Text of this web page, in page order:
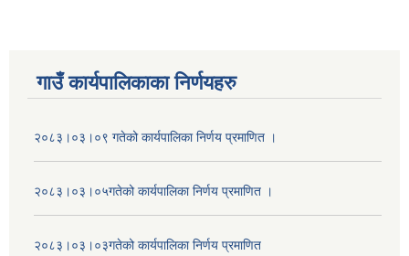
गाउँ कार्यपालिकाका निर्णयहरु
२०८३।०३।०९ गतेको कार्यपालिका निर्णय प्रमाणित ।
२०८३।०३।०५गतेको कार्यपालिका निर्णय प्रमाणित ।
२०८३।०३।०३गतेको कार्यपालिका निर्णय प्रमाणित